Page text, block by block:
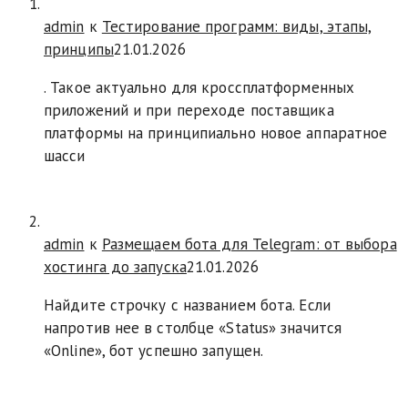
admin к Тестирование программ: виды, этапы,
принципы21.01.2026
. Такое актуально для кроссплатформенных
приложений и при переходе поставщика
платформы на принципиально новое аппаратное
шасси
admin к Размещаем бота для Telegram: от выбора
хостинга до запуска21.01.2026
Найдите строчку с названием бота. Если
напротив нее в столбце «Status» значится
«Online», бот успешно запущен.